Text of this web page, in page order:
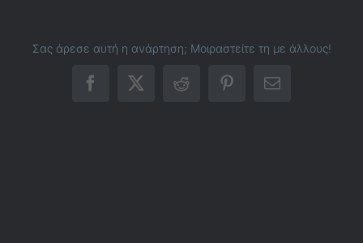
Σας άρεσε αυτή η ανάρτηση; Μοιραστείτε τη με άλλους!
Facebook
X RedditPinterestEmail